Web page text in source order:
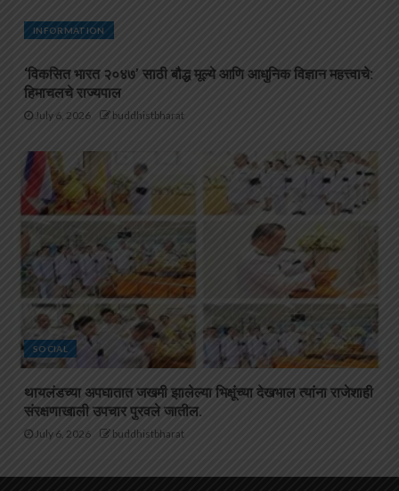
INFORMATION
‘विकसित भारत २०४७’ साठी बौद्ध मूल्ये आणि आधुनिक विज्ञान महत्त्वाचे:
हिमाचलचे राज्यपाल
July 6, 2026 buddhistbharat
SOCIAL
थायलंडच्या अपघातात जखमी झालेल्या भिक्षूंच्या देखभाल त्यांना राजेशाही
संरक्षणाखाली उपचार पुरवले जातील.
July 6, 2026 buddhistbharat